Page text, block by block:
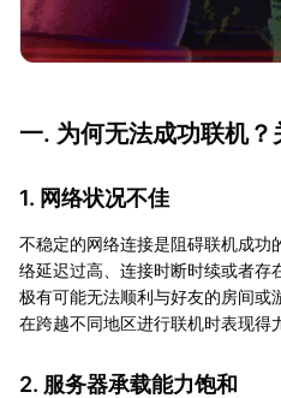
一. 为何无法成功联机
1. 网络状况不佳
不稳定的网络连接是阻碍联机成功
络延迟过高、连接时断时续或者存
极有可能无法顺利与好友的房间或
在跨越不同地区进行联机时表现得
2. 服务器承载能力饱和